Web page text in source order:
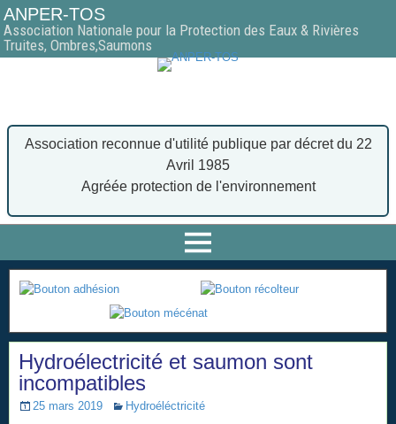
ANPER-TOS
Association Nationale pour la Protection des Eaux & Rivières
Truites, Ombres,Saumons
Association reconnue d'utilité publique par décret du 22
Avril 1985
Agréée protection de l'environnement
Hydroélectricité et saumon sont
incompatibles
25 mars 2019 Hydroéléctricité